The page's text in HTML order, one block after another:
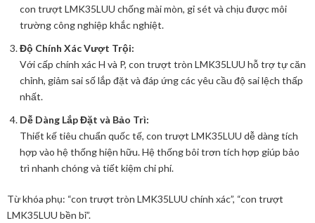
con trượt LMK35LUU chống mài mòn, gỉ sét và chịu được môi
trường công nghiệp khắc nghiệt.
Độ Chính Xác Vượt Trội:
Với cấp chính xác H và P, con trượt tròn LMK35LUU hỗ trợ tự căn
chỉnh, giảm sai số lắp đặt và đáp ứng các yêu cầu độ sai lệch thấp
nhất.
Dễ Dàng Lắp Đặt và Bảo Trì:
Thiết kế tiêu chuẩn quốc tế, con trượt LMK35LUU dễ dàng tích
hợp vào hệ thống hiện hữu. Hệ thống bôi trơn tích hợp giúp bảo
trì nhanh chóng và tiết kiệm chi phí.
Từ khóa phụ: “con trượt tròn LMK35LUU chính xác”, “con trượt
LMK35LUU bền bỉ”.